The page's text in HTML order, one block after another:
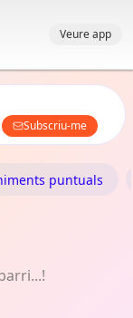
Veure app
Subscriu-me
puntuals